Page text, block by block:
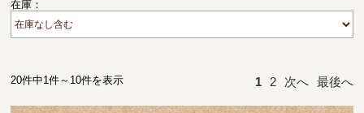
在庫：
20件中1件～10件を表示 1 2 次へ 最後へ